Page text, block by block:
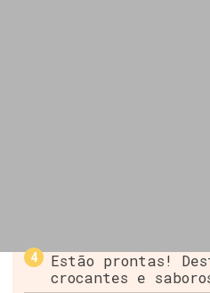
Estão prontas!
crocantes e